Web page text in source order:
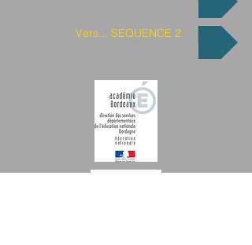
Vers... SEQUENCE 2